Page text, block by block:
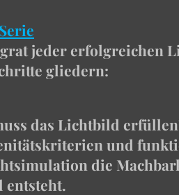
jeder erfolgreichen
gliedern:
das Lichtbild
und
die
entsteht.